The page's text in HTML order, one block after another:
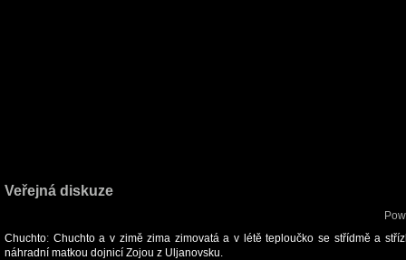
Veřejná diskuze
Chuchto: Chuchto a v zimě zima zimovatá a v létě teploučko se střídmě a
náhradní matkou dojnicí Zojou z Uljanovsku.